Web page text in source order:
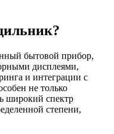
бытовой прибор,
дисплеями,
и интеграции с
не только
широкий спектр
степени,